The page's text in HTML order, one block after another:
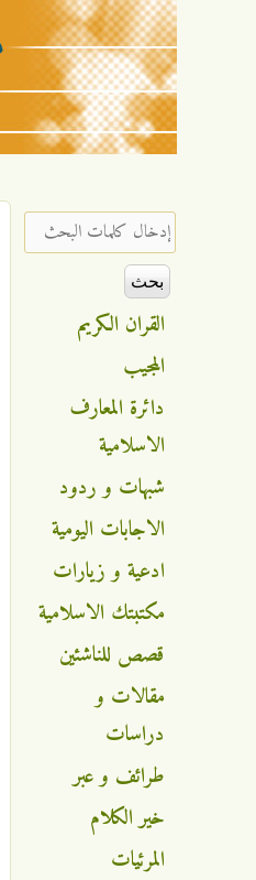
الإشعاع
الإسلامي
‏إدخال كلمات البحث ‏
القران الكريم
المجيب
دائرة المعارف
الاسلامية
شبهات و ردود
الاجابات اليومية
ادعية و زيارات
مكتبتك الاسلامية
قصص للناشئين
مقالات و
دراسات
طرائف و عبر
خير الكلام
المرئيات